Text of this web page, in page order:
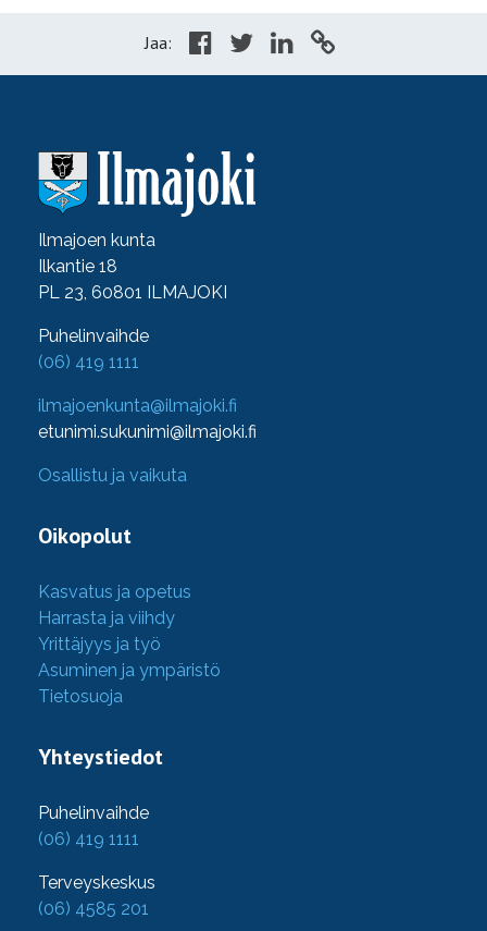
Jaa:
Ilmajoen kunta
Ilkantie 18
PL 23, 60801 ILMAJOKI
Puhelinvaihde
(06) 419 1111
ilmajoenkunta@ilmajoki.fi
etunimi.sukunimi@ilmajoki.fi
Osallistu ja vaikuta
Oikopolut
Kasvatus ja opetus
Harrasta ja viihdy
Yrittäjyys ja työ
Asuminen ja ympäristö
Tietosuoja
Yhteystiedot
Puhelinvaihde
(06) 419 1111
Terveyskeskus
(06) 4585 201